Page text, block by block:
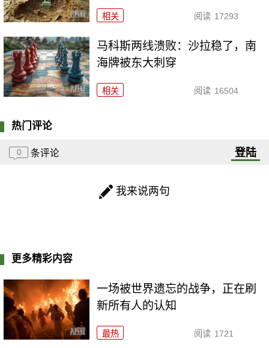
相关 阅读 17293
马科斯两线溃败：沙拉稳了，南
海牌被东大刺穿
相关 阅读 16504
热门评论
0 条评论 登陆
我来说两句
更多精彩内容
一场被世界遗忘的战争，正在刷
新所有人的认知
最热 阅读 1721